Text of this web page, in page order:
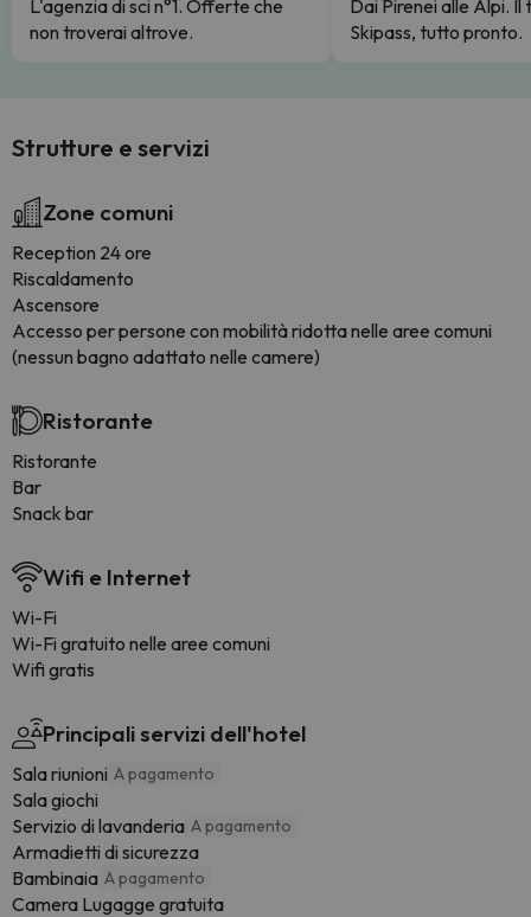
L'agenzia di sci n°1. Offerte che
non troverai altrove.
Dai Pirenei alle Alpi. Il
Skipass, tutto pronto.
Strutture e servizi
Zone comuni
Reception 24 ore
Riscaldamento
Ascensore
Accesso per persone con mobilità ridotta nelle aree comuni
(nessun bagno adattato nelle camere)
Ristorante
Ristorante
Bar
Snack bar
Wifi e Internet
Wi-Fi
Wi-Fi gratuito nelle aree comuni
Wifi gratis
Principali servizi dell'hotel
Sala riunioni A pagamento
Sala giochi
Servizio di lavanderia A pagamento
Armadietti di sicurezza
Bambinaia A pagamento
Camera Lugagge gratuita